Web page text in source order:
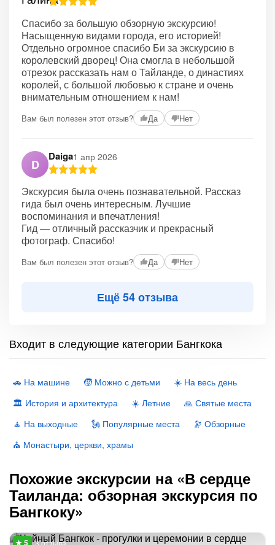
Спасибо за большую обзорную экскурсию!
Насыщенную видами города, его историей!
Отдельно огромное спасибо Би за экскурсию в
королевский дворец! Она смогла в небольшой
отрезок рассказать нам о Тайланде, о династиях
королей, с большой любовью к стране и очень
внимательным отношением к нам!
Вам был полезен этот отзыв? Да Нет
D
Daiga1 апр 2026
Экскурсия была очень познавательной. Рассказ
гида был очень интересным. Лучшие
воспоминания и впечатления!
Гид — отличный рассказчик и прекрасный
фотограф. Спасибо!
Вам был полезен этот отзыв? Да Нет
Ещё 54 отзыва
Входит в следующие категории Бангкока
🚗 На машине 🧒 Можно с детьми
☀️ На весь день
🏛 История и архитектура
☀️ Летние
🙏 Святые места
🧘 На выходные
🗽 Популярные места
🔭 Обзорные
⛪️ Монастыри, церкви, храмы
Похожие экскурсии на «В сердце
Таиланда: обзорная экскурсия по
Бангкоку»
3 отзыва